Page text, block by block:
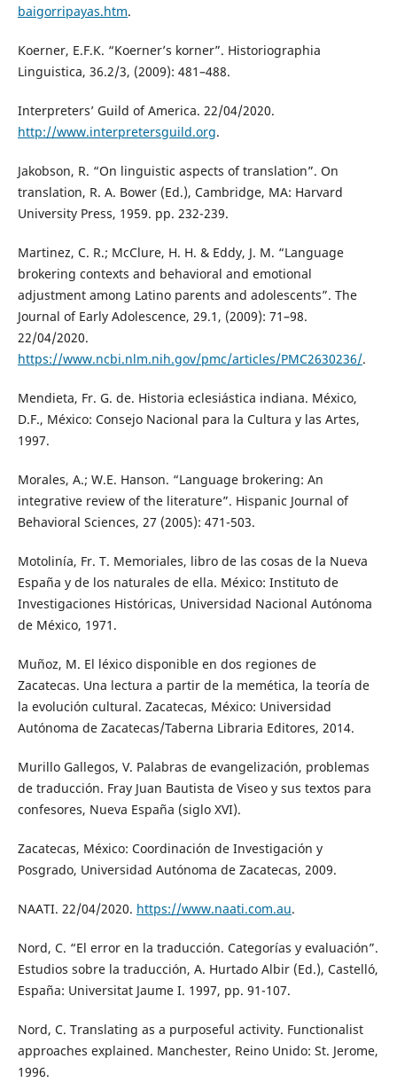
baigorripayas.htm.
Koerner, E.F.K. “Koerner’s korner”. Historiographia
Linguistica, 36.2/3, (2009): 481–488.
Interpreters’ Guild of America. 22/04/2020.
http://www.interpretersguild.org.
Jakobson, R. “On linguistic aspects of translation”. On
translation, R. A. Bower (Ed.), Cambridge, MA: Harvard
University Press, 1959. pp. 232-239.
Martinez, C. R.; McClure, H. H. & Eddy, J. M. “Language
brokering contexts and behavioral and emotional
adjustment among Latino parents and adolescents”. The
Journal of Early Adolescence, 29.1, (2009): 71–98.
22/04/2020.
https://www.ncbi.nlm.nih.gov/pmc/articles/PMC2630236/.
Mendieta, Fr. G. de. Historia eclesiástica indiana. México,
D.F., México: Consejo Nacional para la Cultura y las Artes,
1997.
Morales, A.; W.E. Hanson. “Language brokering: An
integrative review of the literature”. Hispanic Journal of
Behavioral Sciences, 27 (2005): 471-503.
Motolinía, Fr. T. Memoriales, libro de las cosas de la Nueva
España y de los naturales de ella. México: Instituto de
Investigaciones Históricas, Universidad Nacional Autónoma
de México, 1971.
Muñoz, M. El léxico disponible en dos regiones de
Zacatecas. Una lectura a partir de la memética, la teoría de
la evolución cultural. Zacatecas, México: Universidad
Autónoma de Zacatecas/Taberna Libraria Editores, 2014.
Murillo Gallegos, V. Palabras de evangelización, problemas
de traducción. Fray Juan Bautista de Viseo y sus textos para
confesores, Nueva España (siglo XVI).
Zacatecas, México: Coordinación de Investigación y
Posgrado, Universidad Autónoma de Zacatecas, 2009.
NAATI. 22/04/2020. https://www.naati.com.au.
Nord, C. “El error en la traducción. Categorías y evaluación”.
Estudios sobre la traducción, A. Hurtado Albir (Ed.), Castelló,
España: Universitat Jaume I. 1997, pp. 91-107.
Nord, C. Translating as a purposeful activity. Functionalist
approaches explained. Manchester, Reino Unido: St. Jerome,
1996.